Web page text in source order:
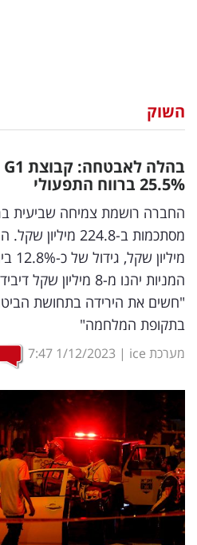
וצרכנות
דיגיטל
וטק
שיווק
ופרסום
משפט
מדדים
דעות
רכילות
עסקית
קריפטו
השוק
בהלה לאבטחה: קבוצת G
25.5% ברווח התפעולי
החברה רושמת צמיחה שביעית
המניות יהנו מ-8
"חשים את הירידה בתחושת
בתקופת המלחמה"
מערכת ice |
1/12/2023
7:47